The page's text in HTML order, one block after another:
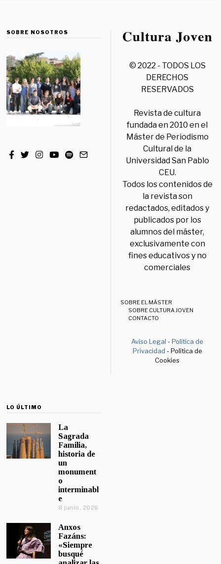
SOBRE NOSOTROS
© 2022 - TODOS LOS
DERECHOS
RESERVADOS
Revista de cultura
fundada en 2010 en el
Máster de Periodismo
Cultural de la
Universidad San Pablo
CEU.
Todos los contenidos de
la revista son
redactados, editados y
publicados por los
alumnos del máster,
exclusivamente con
fines educativos y no
comerciales
SOBRE EL MÁSTER
SOBRE CULTURA JOVEN
CONTACTO
Aviso Legal -Política de
Privacidad - Política de
Cookies
LO ÚLTIMO
La
Sagrada
Familia,
historia de
un
monument
o
interminabl
e
8 junio, 2026
Anxos
Fazáns:
«Siempre
busqué